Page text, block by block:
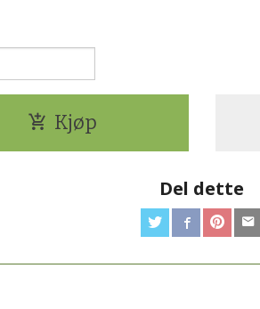
Kjøp
Del dette